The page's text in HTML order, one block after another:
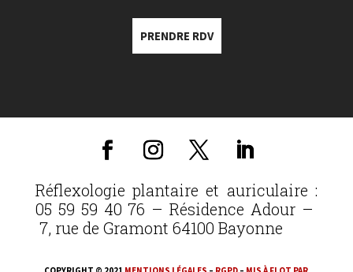
PRENDRE RDV
Réflexologie plantaire et auriculaire :
05 59 59 40 76 – Résidence Adour –
7, rue de Gramont 64100 Bayonne